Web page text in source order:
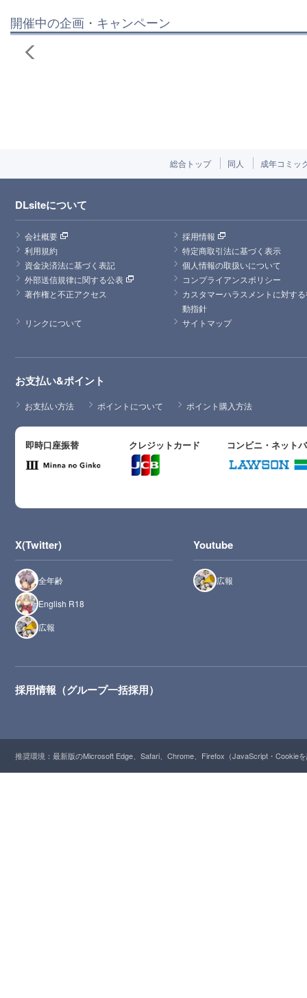
開催中の企画・キャンペーン
総合トップ 同人 成年コミッ
DLsiteについて
会社概要
採用情報
利用規約
特定商取引法に基づく表示
資金決済法に基づく表記
個人情報の取扱いについて
外部送信規律に関する公表
コンプライアンスポリシー
著作権と不正アクセス
カスタマーハラスメントに対す
動指針
リンクについて
サイトマップ
お支払い&ポイント
お支払い方法 ポイントについて ポイント購入方法
即時口座振替 クレジットカード コンビニ・ネット
X(Twitter)
全年齢
English R18
広報
Youtube
広報
採用情報（グループ一括採用）
推奨環境：最新版のMicrosoft Edge、Safari、Chrome、Firefox（JavaScript・Cookie